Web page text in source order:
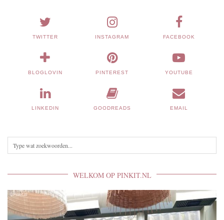
TWITTER INSTAGRAM FACEBOOK
BLOGLOVIN PINTEREST YOUTUBE
LINKEDIN GOODREADS EMAIL
WELKOM OP PINKIT.NL